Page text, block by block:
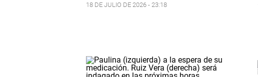
18 DE JULIO DE 2026 - 23:18